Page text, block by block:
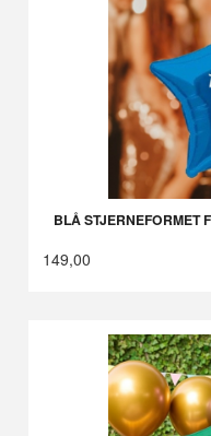
BLÅ STJERNEFORMET
149,00